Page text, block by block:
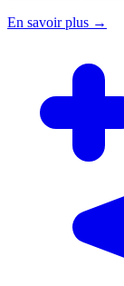
En savoir plus →